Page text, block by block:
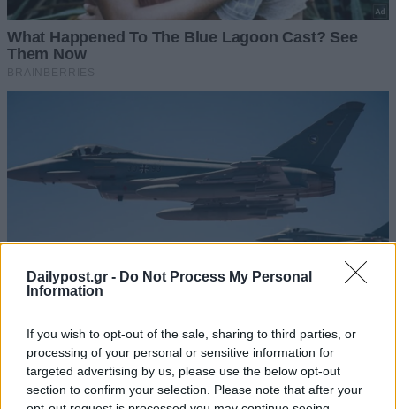
Dailypost.gr - Do Not Process My Personal
Information
If you wish to opt-out of the sale, sharing to third parties, or
processing of your personal or sensitive information for
targeted advertising by us, please use the below opt-out
section to confirm your selection. Please note that after your